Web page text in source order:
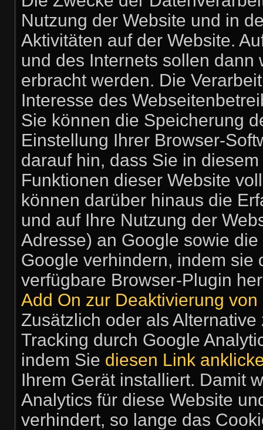
Nutzung der Website und in
Aktivitäten auf der Website.
und des Internets sollen
erbracht werden. Die
Interesse des
Sie können die Speicherung
Einstellung Ihrer Browser-
darauf hin, dass Sie in
Funktionen dieser Website
können darüber hinaus die
und auf Ihre Nutzung der
Adresse) an Google sowie
Google verhindern, indem sie
verfügbare Browser-Plugin
Add On zur Deaktivierung
Zusätzlich oder als
Tracking durch Google
indem Sie diesen Link
Ihrem Gerät installiert. Damit
Analytics für diese Website
verhindert, so lange das